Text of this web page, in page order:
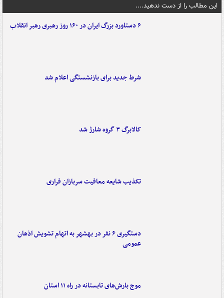
این مطالب را از دست ندهید....
۶ دستاورد بزرگ ایران در ۱۶۰ روز رهبری رهبر انقلاب
شرط جدید برای بازنشستگی اعلام شد
کالابرگ ۳ گروه شارژ شد
تکذیب شایعه معافیت سربازان فراری
دستگیری ۶ نفر در بهشهر به اتهام تشویش اذهان
عمومی
موج بارش‌های تابستانه در راه ۱۱ استان